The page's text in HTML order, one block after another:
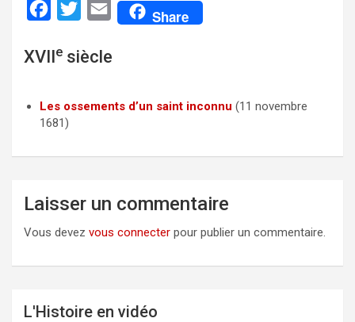
c
b
o
i
t
E
a
l
Share
XVIIe siècle
Les ossements d’un saint inconnu (11 novembre
1681)
Laisser un commentaire
Vous devez vous connecter pour publier un commentaire.
L'Histoire en vidéo